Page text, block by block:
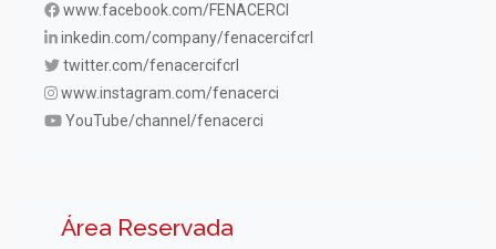
www.facebook.com/FENACERCI
inkedin.com/company/fenacercifcrl
twitter.com/fenacercifcrl
www.instagram.com/fenacerci
YouTube/channel/fenacerci
Área Reservada